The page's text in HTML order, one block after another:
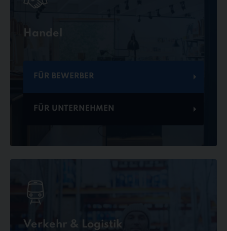
Handel
FÜR BEWERBER
FÜR UNTERNEHMEN
Verkehr & Logistik